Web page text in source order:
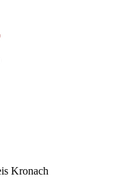
Kronach